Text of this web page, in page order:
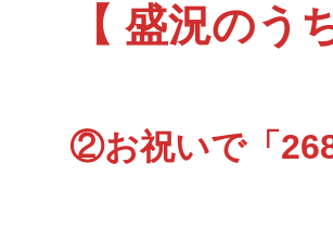
【 盛況のう
②お祝いで「